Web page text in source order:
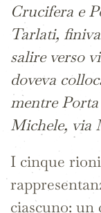
Crucifera e
Tarlati,
salire verso
doveva
mentre
Michele, via
I cinque
ciascuno: un